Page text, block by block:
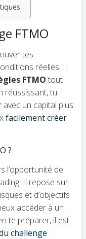
FTMO
tes
réelles. Il
FTMO tout
réussissant, tu
avec un capital plus
facilement créer
?
l’opportunité de
Il repose sur
et d’objectifs
accéder à un
te préparer, il est
challenge